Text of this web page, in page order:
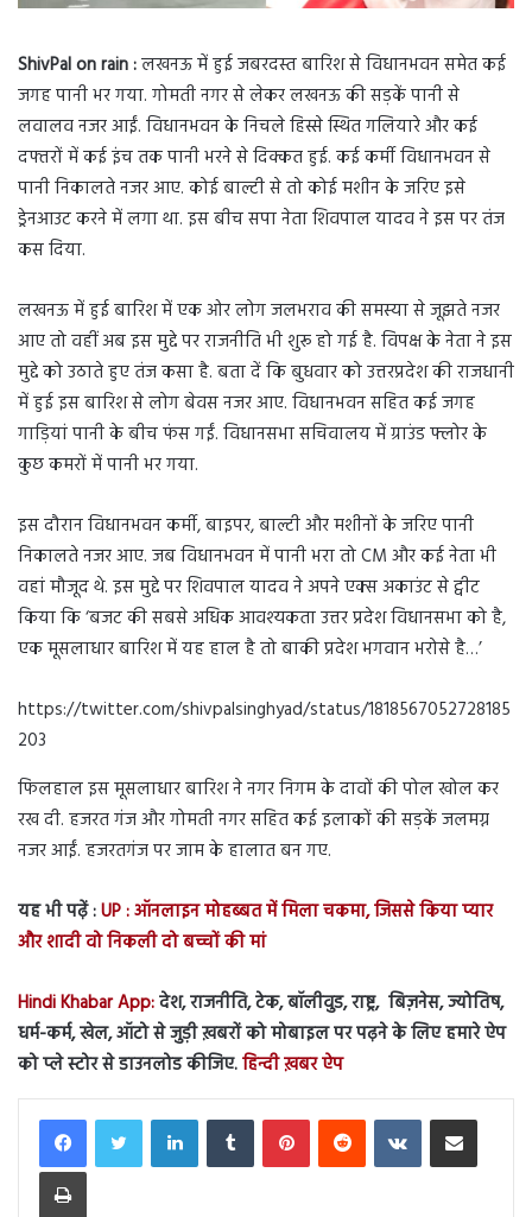
ShivPal on rain :लखनऊ में हुई जबरदस्त बारिश से विधानभवन समेत कई
जगह पानी भर गया. गोमती नगर से लेकर लखनऊ की सड़कें पानी से
लवालव नजर आईं. विधानभवन के निचले हिस्से स्थित गलियारे और कई
दफ्तरों में कई इंच तक पानी भरने से दिक्कत हुई. कई कर्मी विधानभवन से
पानी निकालते नजर आए. कोई बाल्टी से तो कोई मशीन के जरिए इसे
ड्रेनआउट करने में लगा था. इस बीच सपा नेता शिवपाल यादव ने इस पर तंज
कस दिया.
लखनऊ में हुई बारिश में एक ओर लोग जलभराव की समस्या से जूझते नजर
आए तो वहीं अब इस मुद्दे पर राजनीति भी शुरू हो गई है. विपक्ष के नेता ने इस
मुद्दे को उठाते हुए तंज कसा है. बता दें कि बुधवार को उत्तरप्रदेश की राजधानी
में हुई इस बारिश से लोग बेवस नजर आए. विधानभवन सहित कई जगह
गाड़ियां पानी के बीच फंस गईं. विधानसभा सचिवालय में ग्राउंड फ्लोर के
कुछ कमरों में पानी भर गया.
इस दौरान विधानभवन कर्मी, बाइपर, बाल्टी और मशीनों के जरिए पानी
निकालते नजर आए. जब विधानभवन में पानी भरा तो CM और कई नेता भी
वहां मौजूद थे. इस मुद्दे पर शिवपाल यादव ने अपने एक्स अकाउंट से ट्वीट
किया कि ‘बजट की सबसे अधिक आवश्यकता उत्तर प्रदेश विधानसभा को है,
एक मूसलाधार बारिश में यह हाल है तो बाकी प्रदेश भगवान भरोसे है…’
https://twitter.com/shivpalsinghyad/status/1818567052728185
203
फिलहाल इस मूसलाधार बारिश ने नगर निगम के दावों की पोल खोल कर
रख दी. हजरत गंज और गोमती नगर सहित कई इलाकों की सड़कें जलमग्न
नजर आईं. हजरतगंज पर जाम के हालात बन गए.
यह भी पढ़ें :UP : ऑनलाइन मोहब्बत में मिला चकमा, जिससे किया प्यार
और शादी वो निकली दो बच्चों की मां
Hindi Khabar App:देश, राजनीति, टेक, बॉलीवुड, राष्ट्र, बिज़नेस, ज्योतिष,
धर्म-कर्म, खेल, ऑटो से जुड़ी ख़बरों को मोबाइल पर पढ़ने के लिए हमारे ऐप
को प्ले स्टोर से डाउनलोड कीजिए.हिन्दी ख़बर ऐप
LinkedInTumblr PinterestReddit VKontakteShare via Email
Print